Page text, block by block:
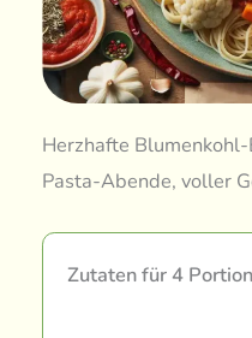
Herzhafte
Pasta-Abende, voller
Zutaten für 4